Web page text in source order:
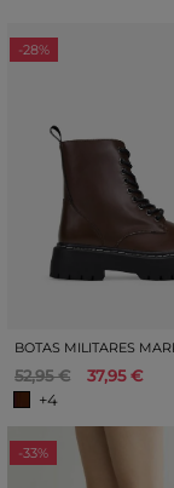
-28%
52,95 €
37,95 €
+4
-33%